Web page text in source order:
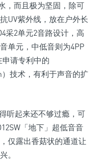
，而且极为坚固，除可
UV紫外线，放在户外长
采2单元2音路设计，高
单元，中低音则为4PP
请专利中的
技术，有利于声音的扩
听起来还不够过瘾，可
「地下」超低音音
仅露出香菇状的通道让
。